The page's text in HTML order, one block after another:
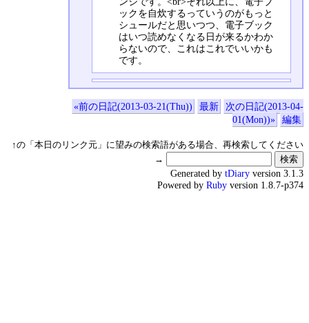
ックを自炊するっていうのがもっと
シュールだと思いつつ、電子ブック
はいつ読めなくなる日が来るかわか
らないので、これはこれでいいかも
です。
«前の日記(2013-03-21(Thu)) 最新
次の日記(2013-04-
01(Mon))»
編集
↑の「本日のリンク元」に望みの検索語がある場合、再検索してください
→
Generated by tDiary version 3.1.3
Powered by Ruby version 1.8.7-p374